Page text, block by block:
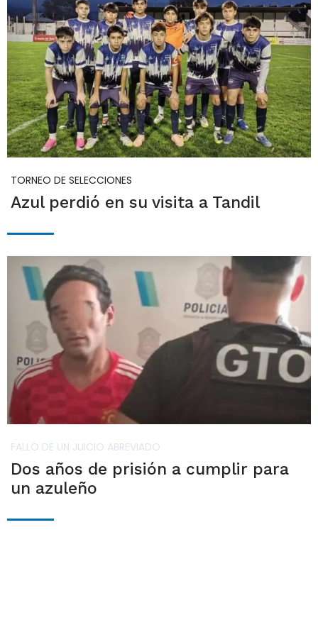
TORNEO DE SELECCIONES
Azul perdió en su visita a Tandil
FALLO DE UN JUICIO ABREVIADO
Dos años de prisión a cumplir para
un azuleño